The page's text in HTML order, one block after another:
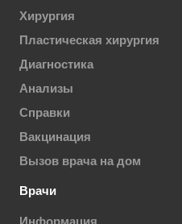
Хирургия
Пластическая хирургия
Диагностика
Анализы
Справки
Вакцинация
Вызов врача на дом
Врачи